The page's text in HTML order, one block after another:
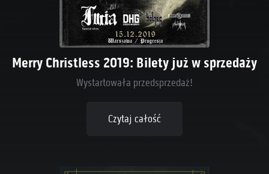
Merry Christless 2019: Bilety już w sprzedaży
Wystartowała przedsprzedaż!
Czytaj całość